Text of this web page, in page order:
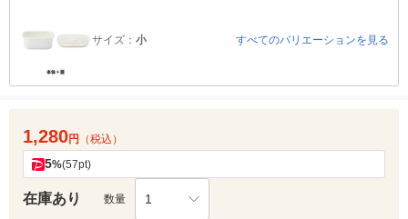
サイズ： 小 すべてのバリエーションを見る
1,280円 （税込）
5%(57pt)
在庫あり 数量 1